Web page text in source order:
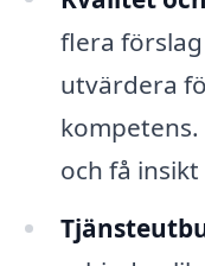
flera
utvärdera
och få